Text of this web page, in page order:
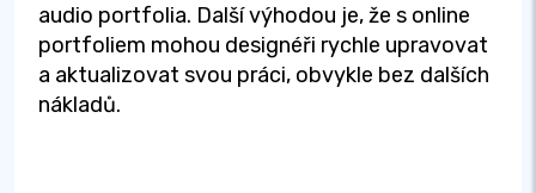
audio portfolia. Další výhodou je, že s online
portfoliem mohou designéři rychle upravovat
a aktualizovat svou práci, obvykle bez dalších
nákladů.